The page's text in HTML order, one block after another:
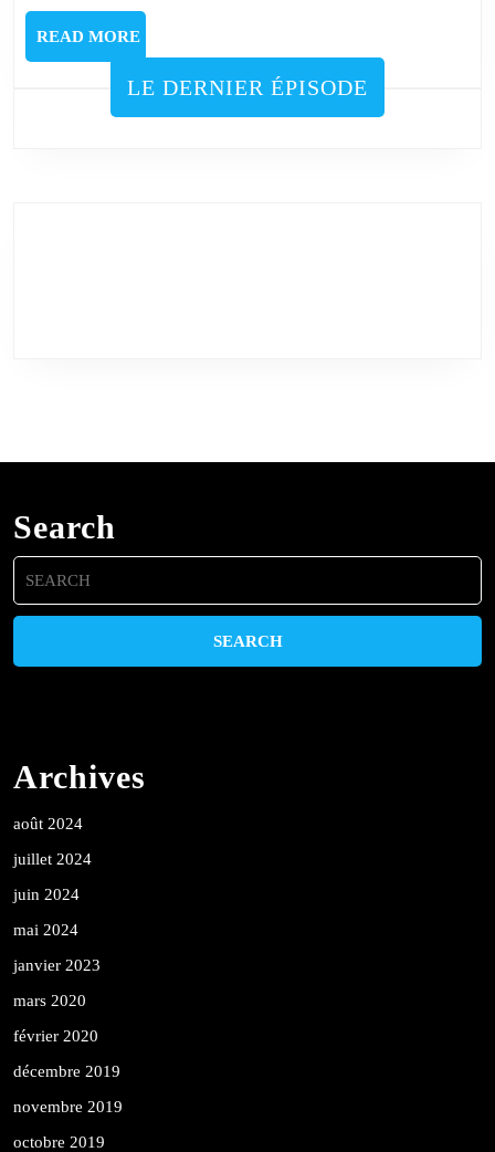
READ MOREREAD
MORE
LE DERNIER ÉPISODE
Search
Search
for:
Archives
août 2024
juillet 2024
juin 2024
mai 2024
janvier 2023
mars 2020
février 2020
décembre 2019
novembre 2019
octobre 2019